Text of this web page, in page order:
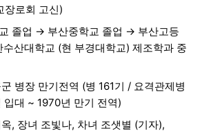
장로회 고신)
졸업 → 부산중학교 졸업 → 부산고등
산대학교 (현 부경대학교) 제조학과 중
병장 만기전역 (병 161기 / 요격관제병
대 ~ 1970년 만기 전역)
, 장녀 조빛나, 차녀 조샛별 (기자),